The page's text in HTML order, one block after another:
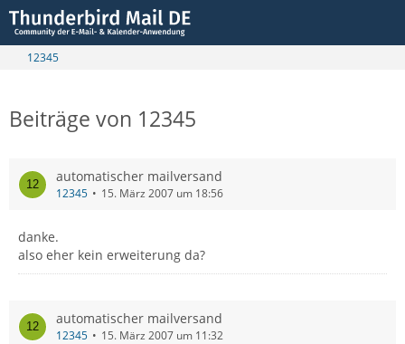
12345
Beiträge von 12345
automatischer mailversand
12345 15. März 2007 um 18:56
danke.
also eher kein erweiterung da?
automatischer mailversand
12345 15. März 2007 um 11:32